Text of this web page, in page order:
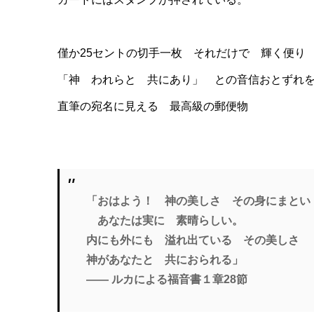
僅か25セントの切手一枚 それだけで 輝く便り
「神 われらと 共にあり」 との音信おとずれを
直筆の宛名に見える 最高級の郵便物
「おはよう！ 神の美しさ その身にまとい
あなたは実に 素晴らしい。
内にも外にも 溢れ出ている その美しさ
神があなたと 共におられる」
―― ルカによる福音書１章28節